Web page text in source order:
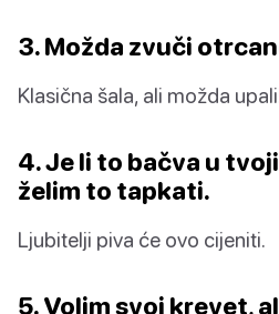
3. Možda zvuči
Klasična šala, ali možda
4. Je li to bačva u
želim to tapkati.
Ljubitelji piva će ovo cijeniti.
5. Volim svoj krevet,